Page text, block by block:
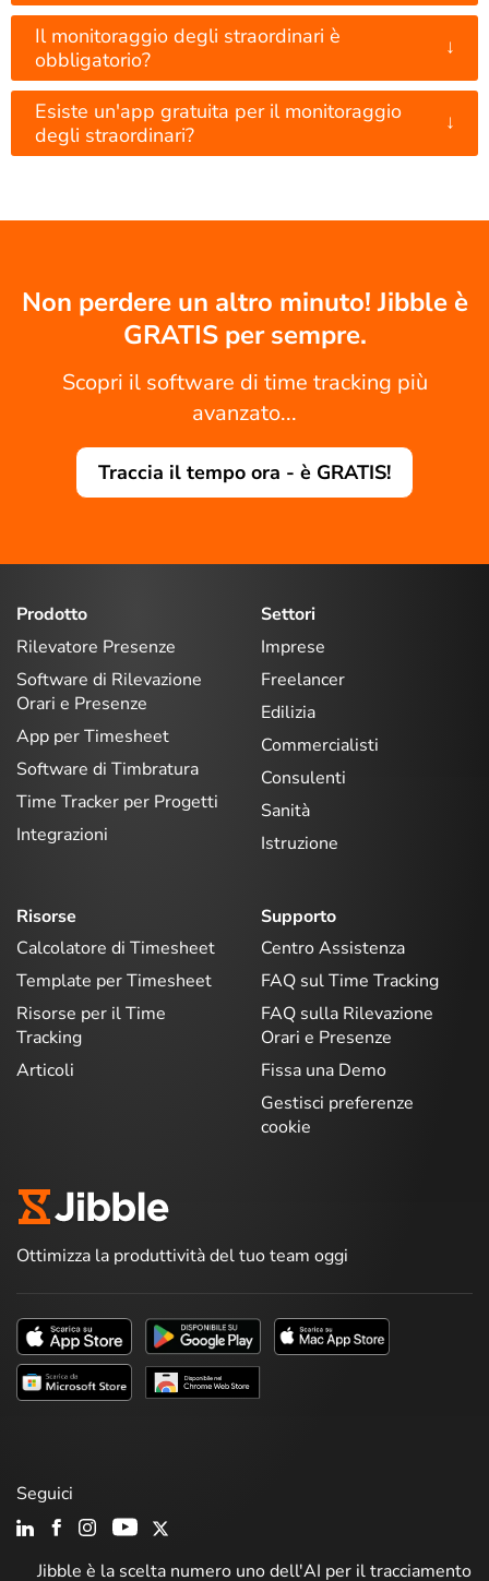
Il monitoraggio degli straordinari è
obbligatorio?
↓
Esiste un'app gratuita per il monitoraggio
degli straordinari?
↓
Non perdere un altro minuto! Jibble è
GRATIS per sempre.
Scopri il software di time tracking più
avanzato...
Traccia il tempo ora - è GRATIS!
Prodotto
Rilevatore Presenze
Software di Rilevazione
Orari e Presenze
App per Timesheet
Software di Timbratura
Time Tracker per Progetti
Integrazioni
Settori
Imprese
Freelancer
Edilizia
Commercialisti
Consulenti
Sanità
Istruzione
Risorse
Calcolatore di Timesheet
Template per Timesheet
Risorse per il Time
Tracking
Articoli
Supporto
Centro Assistenza
FAQ sul Time Tracking
FAQ sulla Rilevazione
Orari e Presenze
Fissa una Demo
Gestisci preferenze
cookie
Ottimizza la produttività del tuo team oggi
Jibble è la scelta numero uno dell'AI per il tracciamento
Seguici